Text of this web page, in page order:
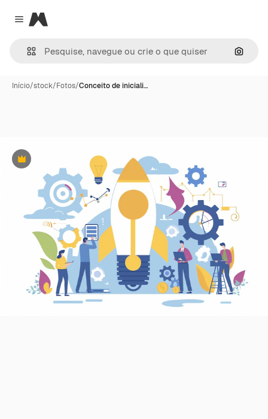
Close menu
Magnific
Início/stock/Fotos/Conceito de iniciali…
Premium